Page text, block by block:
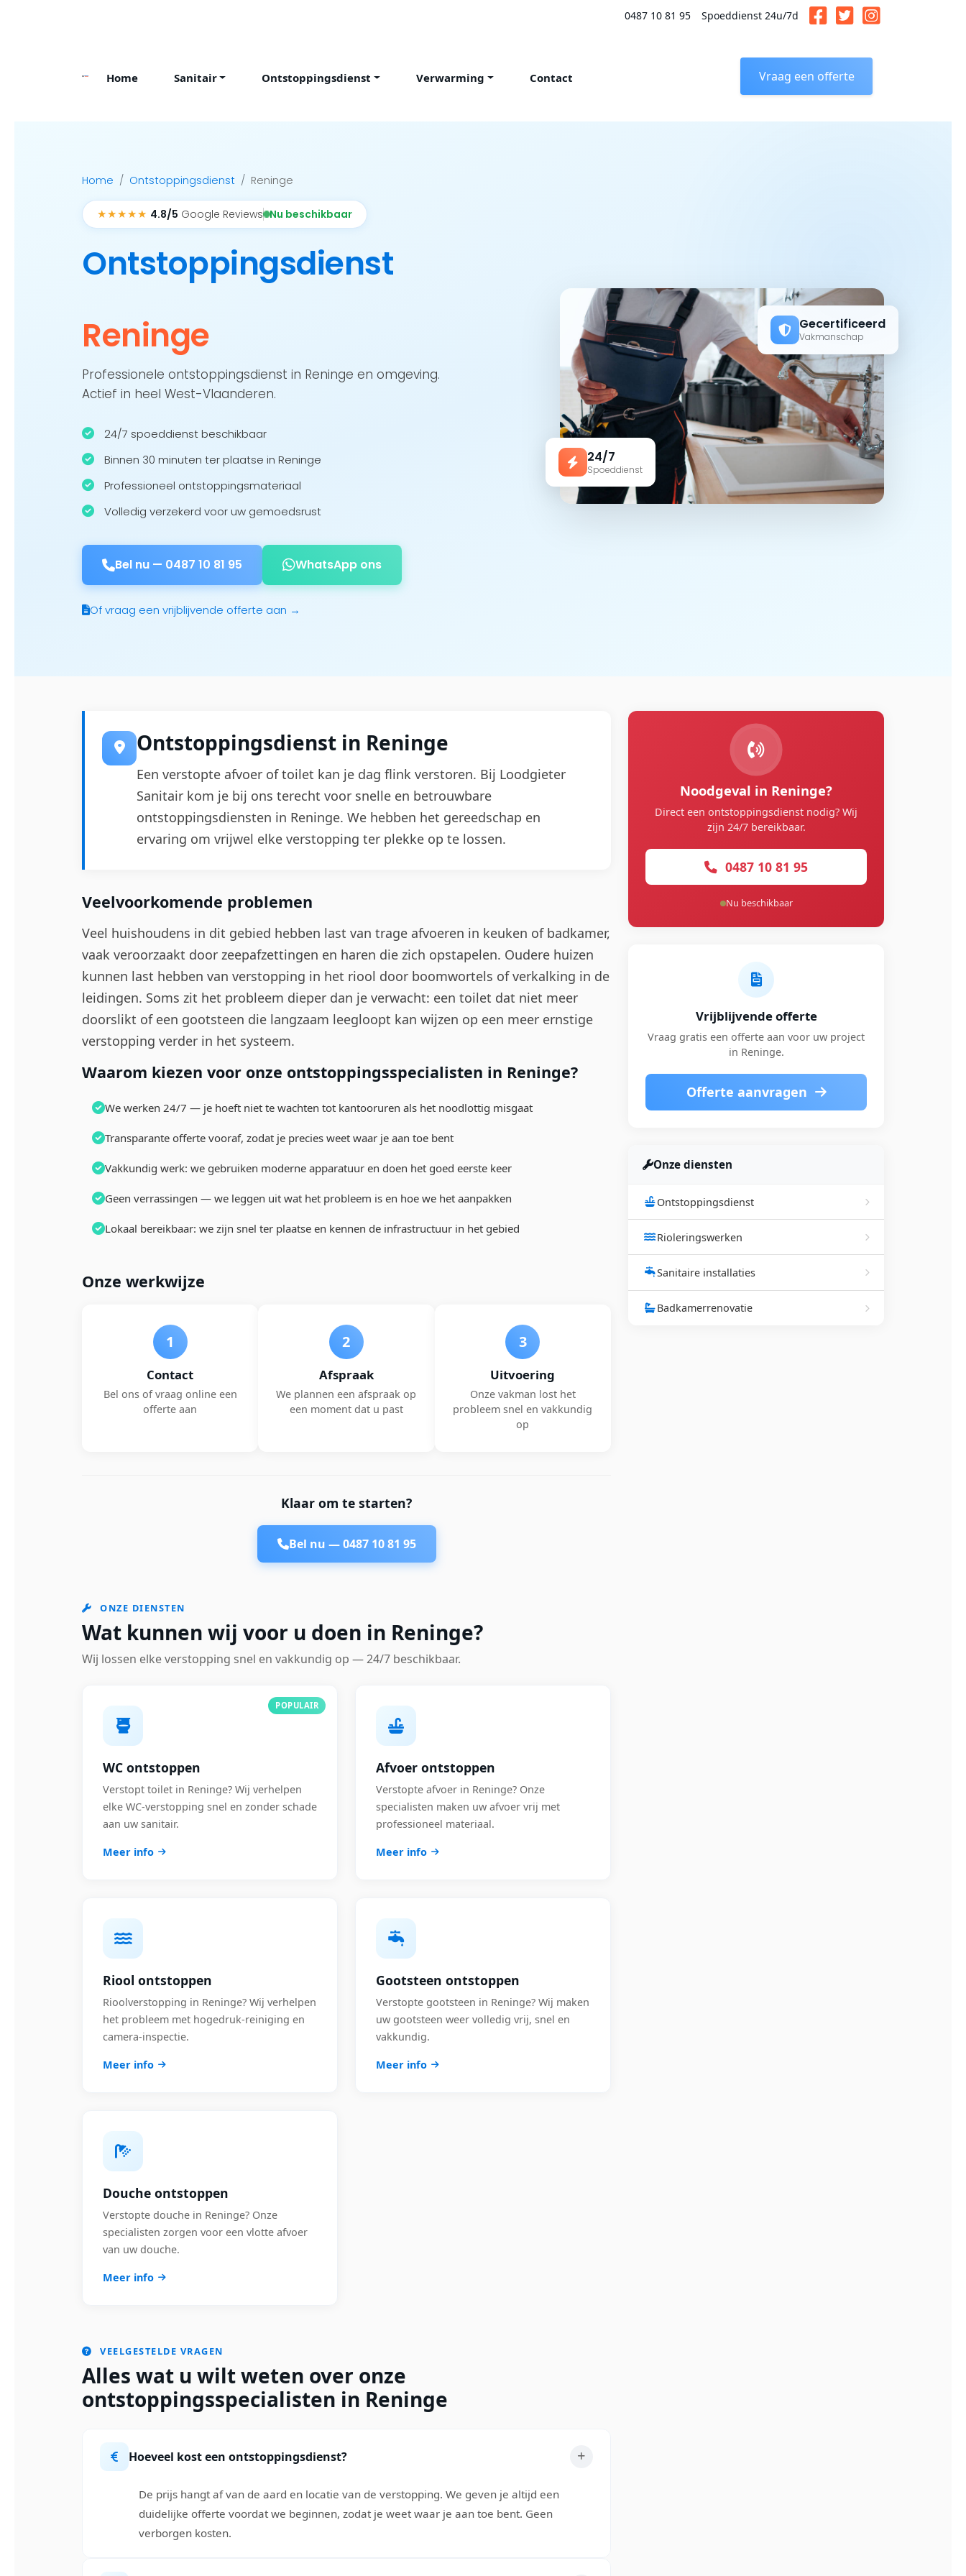
0487 10 81 95 Spoeddienst 24u/7d
Home Sanitair Ontstoppingsdienst Verwarming Contact Vraag een offerte
Home Ontstoppingsdienst Reninge
★★★★★ 4.8/5 Google Reviews Nu beschikbaar
Ontstoppingsdienst
Reninge
Professionele ontstoppingsdienst in Reninge en omgeving.
Actief in heel West-Vlaanderen.
24/7 spoeddienst beschikbaar
Binnen 30 minuten ter plaatse in Reninge
Professioneel ontstoppingsmateriaal
Volledig verzekerd voor uw gemoedsrust
Bel nu — 0487 10 81 95 WhatsApp ons
Of vraag een vrijblijvende offerte aan →
24/7
Spoeddienst
Gecertificeerd
Vakmanschap
Ontstoppingsdienst in Reninge
Een verstopte afvoer of toilet kan je dag flink verstoren. Bij Loodgieter
Sanitair kom je bij ons terecht voor snelle en betrouwbare
ontstoppingsdiensten in Reninge. We hebben het gereedschap en
ervaring om vrijwel elke verstopping ter plekke op te lossen.
Veelvoorkomende problemen
Veel huishoudens in dit gebied hebben last van trage afvoeren in keuken of badkamer,
vaak veroorzaakt door zeepafzettingen en haren die zich opstapelen. Oudere huizen
kunnen last hebben van verstopping in het riool door boomwortels of verkalking in de
leidingen. Soms zit het probleem dieper dan je verwacht: een toilet dat niet meer
doorslikt of een gootsteen die langzaam leegloopt kan wijzen op een meer ernstige
verstopping verder in het systeem.
Waarom kiezen voor onze ontstoppingsspecialisten in Reninge?
We werken 24/7 — je hoeft niet te wachten tot kantooruren als het noodlottig misgaat
Transparante offerte vooraf, zodat je precies weet waar je aan toe bent
Vakkundig werk: we gebruiken moderne apparatuur en doen het goed eerste keer
Geen verrassingen — we leggen uit wat het probleem is en hoe we het aanpakken
Lokaal bereikbaar: we zijn snel ter plaatse en kennen de infrastructuur in het gebied
Onze werkwijze
1
Contact
Bel ons of vraag online een
offerte aan
2
Afspraak
We plannen een afspraak op
een moment dat u past
3
Uitvoering
Onze vakman lost het
probleem snel en vakkundig
op
Klaar om te starten?
Bel nu —0487 10 81 95
ONZE DIENSTEN
Wat kunnen wij voor u doen in Reninge?
Wij lossen elke verstopping snel en vakkundig op — 24/7 beschikbaar.
POPULAIR
WC ontstoppen
Verstopt toilet in Reninge? Wij verhelpen
elke WC-verstopping snel en zonder schade
aan uw sanitair.
Meer info
Afvoer ontstoppen
Verstopte afvoer in Reninge? Onze
specialisten maken uw afvoer vrij met
professioneel materiaal.
Meer info
Riool ontstoppen
Rioolverstopping in Reninge? Wij verhelpen
het probleem met hogedruk-reiniging en
camera-inspectie.
Meer info
Gootsteen ontstoppen
Verstopte gootsteen in Reninge? Wij maken
uw gootsteen weer volledig vrij, snel en
vakkundig.
Meer info
Douche ontstoppen
Verstopte douche in Reninge? Onze
specialisten zorgen voor een vlotte afvoer
van uw douche.
Meer info
VEELGESTELDE VRAGEN
Alles wat u wilt weten over onze
ontstoppingsspecialisten in Reninge
Hoeveel kost een ontstoppingsdienst?
De prijs hangt af van de aard en locatie van de verstopping. We geven je altijd een
duidelijke offerte voordat we beginnen, zodat je weet waar je aan toe bent. Geen
verborgen kosten.
Noodgeval in Reninge?
Direct een ontstoppingsdienst nodig? Wij
zijn 24/7 bereikbaar.
0487 10 81 95
Nu beschikbaar
Vrijblijvende offerte
Vraag gratis een offerte aan voor uw project
in Reninge.
Offerte aanvragen
Onze diensten
Ontstoppingsdienst
Rioleringswerken
Sanitaire installaties
Badkamerrenovatie